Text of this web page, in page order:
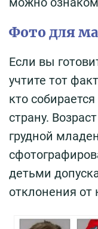
Фото для
Если вы
учтите тот
кто
страну.
грудной
детьми
отклонения